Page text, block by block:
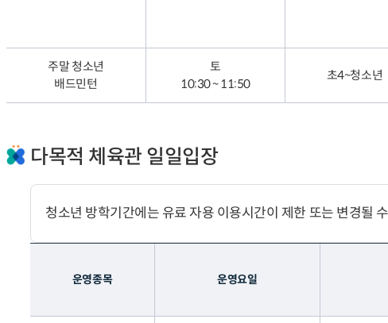
주말 청소년
배드민턴
토
10:30 ~ 11:50
초4~청소년
다목적 체육관 일일입장
청소년 방학기간에는 유료 자용 이용시간이 제한 또는 변경될
운영종목 운영요일